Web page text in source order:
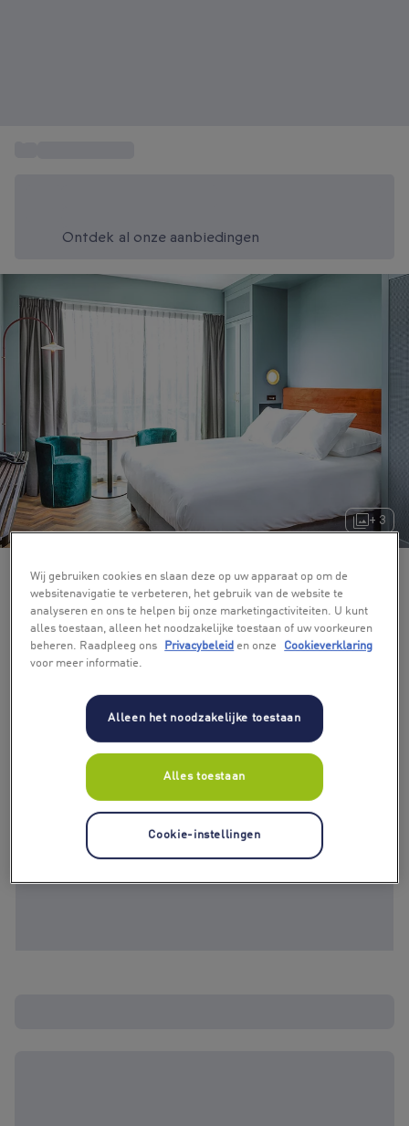
Ontdek al onze aanbiedingen
+ 3
Aantal deelnemers
Wij gebruiken cookies en slaan deze op uw apparaat op om de
websitenavigatie te verbeteren, het gebruik van de website te
analyseren en ons te helpen bij onze marketingactiviteiten. U kunt
alles toestaan, alleen het noodzakelijke toestaan of uw voorkeuren
beheren. Raadpleeg ons
Privacybeleid en onze
Cookieverklaring
voor meer informatie.
Alleen het noodzakelijke toestaan
Alles toestaan
Cookie-instellingen